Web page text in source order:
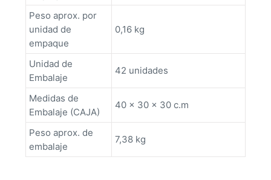
Peso aprox. por
unidad de
empaque
0,16 kg
Unidad de
Embalaje
42 unidades
Medidas de
Embalaje (CAJA)
40 x 30 x 30 c.m
Peso aprox. de
embalaje
7,38 kg